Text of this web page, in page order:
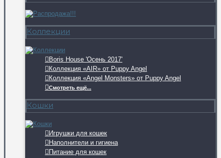
Коллекции
Boris House 'Осень 2017'
Коллекция «AIR» от Puppy Angel
Коллекция «Angel Monsters» от Puppy Angel
Смотреть ещё...
Кошки
Игрушки для кошек
Наполнители и гигиена
Питание для кошек